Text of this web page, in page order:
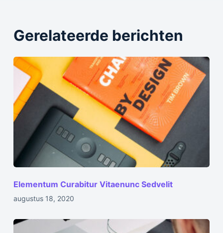
Gerelateerde berichten
Elementum Curabitur Vitaenunc Sedvelit
augustus 18, 2020